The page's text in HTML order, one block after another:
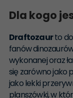
Dla kogo
Draftozaurto
fanów
wykonanej oraz
się zarówno jako
jako lekki
planszówki, w